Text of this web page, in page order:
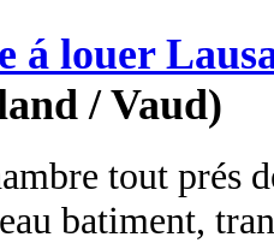
á louer
/ Vaud)
tout prés
batiment,